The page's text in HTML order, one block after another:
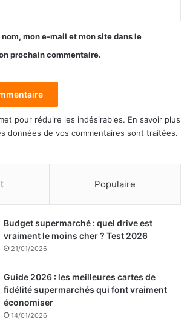
mon e-mail et mon site dans le
prochain commentaire.
pour réduire les indésirables. En savoir plus
données de vos commentaires sont traitées.
Populaire
Budget supermarché : quel drive est
vraiment le moins cher ? Test 2026
21/01/2026
Guide 2026 : les meilleures cartes de
fidélité supermarchés qui font vraiment
économiser
14/01/2026